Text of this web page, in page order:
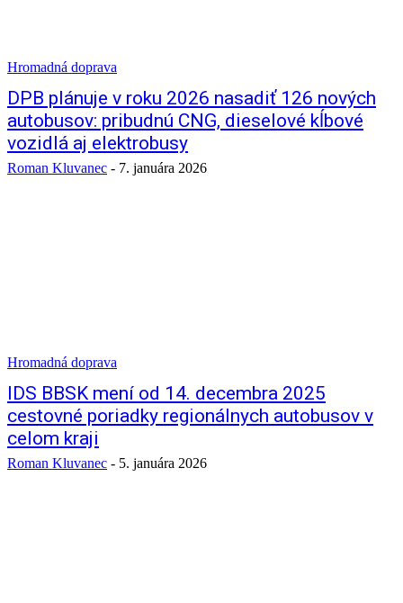
Hromadná doprava
DPB plánuje v roku 2026 nasadiť 126 nových
autobusov: pribudnú CNG, dieselové kĺbové
vozidlá aj elektrobusy
Roman Kluvanec - 7. januára 2026
Hromadná doprava
IDS BBSK mení od 14. decembra 2025
cestovné poriadky regionálnych autobusov v
celom kraji
Roman Kluvanec - 5. januára 2026